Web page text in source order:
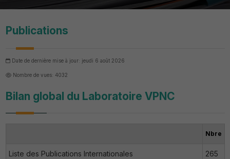
Publications
Date de dernière mise à jour: jeudi 6 août 2026
Nombre de vues: 4032
Bilan global du Laboratoire VPNC
Nbre
Liste des Publications Internationales 265